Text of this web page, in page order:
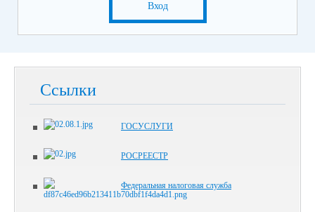
Вход
Ссылки
ГОСУСЛУГИ
РОСРЕЕСТР
Федеральная налоговая служба